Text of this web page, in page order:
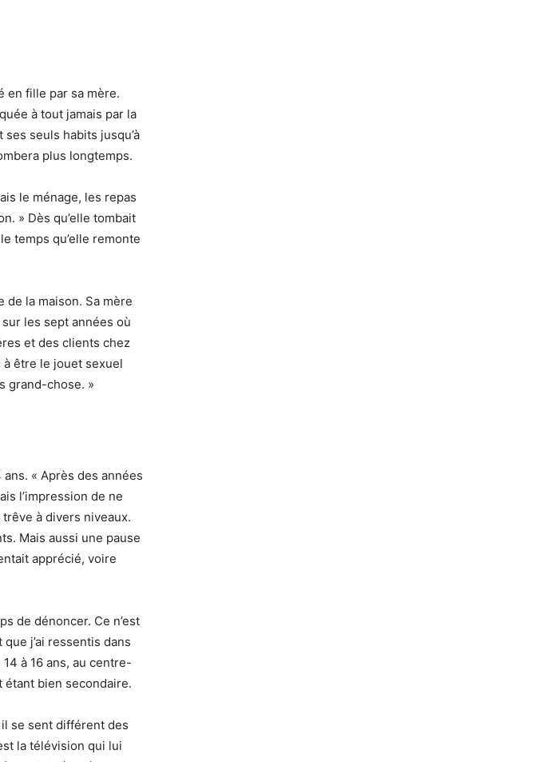
en fille par sa mère.
à tout jamais par la
seuls habits jusqu’à
plus longtemps.
le ménage, les repas
» Dès qu’elle tombait
temps qu’elle remonte
de la maison. Sa mère
les sept années où
et des clients chez
être le jouet sexuel
grand-chose. »
« Après des années
l’impression de ne
à divers niveaux.
Mais aussi une pause
apprécié, voire
de dénoncer. Ce n’est
j’ai ressentis dans
à 16 ans, au centre-
étant bien secondaire.
se sent différent des
la télévision qui lui